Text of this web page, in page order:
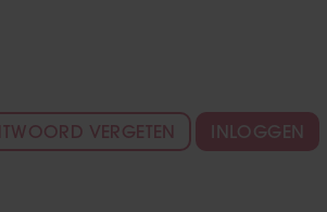
VERGETEN INLOGGEN